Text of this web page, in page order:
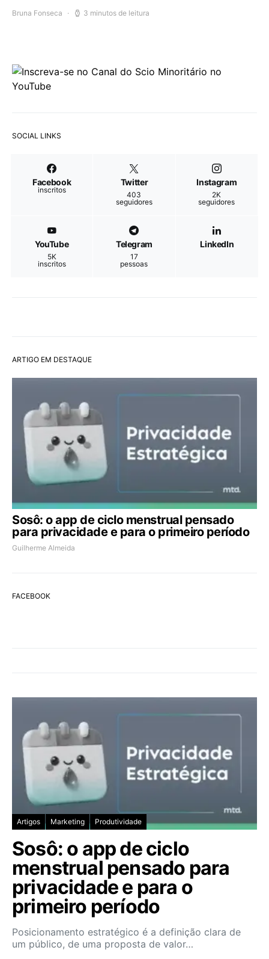
Bruna Fonseca 3 minutos de leitura
SOCIAL LINKS
Facebook
inscritos
Twitter
403
seguidores
Instagram
2K
seguidores
YouTube
5K
inscritos
Telegram
17
pessoas
LinkedIn
ARTIGO EM DESTAQUE
Sosô: o app de ciclo menstrual pensado
para privacidade e para o primeiro período
Guilherme Almeida
FACEBOOK
Artigos Marketing Produtividade
Sosô: o app de ciclo
menstrual pensado para
privacidade e para o
primeiro período
Posicionamento estratégico é a definição clara de
um público, de uma proposta de valor…